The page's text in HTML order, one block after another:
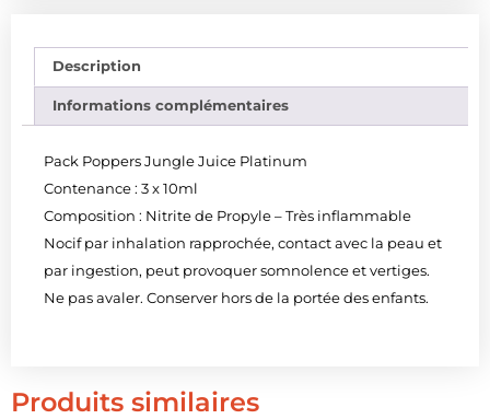
Description
Informations complémentaires
Pack Poppers Jungle Juice Platinum
Contenance : 3 x 10ml
Composition : Nitrite de Propyle – Très inflammable
Nocif par inhalation rapprochée, contact avec la peau et
par ingestion, peut provoquer somnolence et vertiges.
Ne pas avaler. Conserver hors de la portée des enfants.
Produits similaires